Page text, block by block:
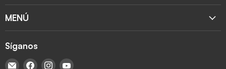
MENÚ
Síganos
Encuéntrenos en Correo electrónico
Encuéntrenos en Facebook
Encuéntrenos en Instagram